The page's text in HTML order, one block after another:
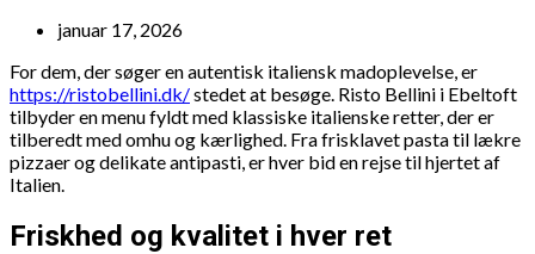
januar 17, 2026
For dem, der søger en autentisk italiensk madoplevelse, er
https://ristobellini.dk/stedet at besøge. Risto Bellini i Ebeltoft
tilbyder en menu fyldt med klassiske italienske retter, der er
tilberedt med omhu og kærlighed. Fra frisklavet pasta til lækre
pizzaer og delikate antipasti, er hver bid en rejse til hjertet af
Italien.
Friskhed og kvalitet i hver ret